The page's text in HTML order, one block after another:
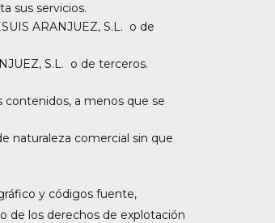
sus servicios.
ARANJUEZ, S.L. o de
S.L. o de terceros.
contenidos, a menos que se
naturaleza comercial sin que
y códigos fuente,
de los derechos de explotación